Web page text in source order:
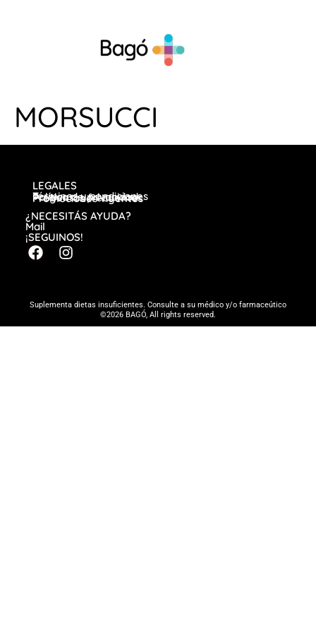
MORSUCCI
LEGALES
Términos y condiciones
Política de privacidad
Preguntas frecuentes
Promociones vigentes
¿NECESITÁS AYUDA?
Mail
¡SEGUINOS!
Suplementa dietas insuficientes. Consulte a su médico y/o farmaceútico
©2026 BAGÓ, All rights reserved.